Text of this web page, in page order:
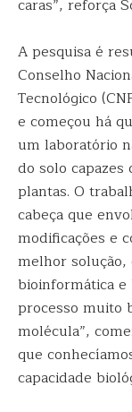
caras”, reforça
A pesquisa é
Conselho
Tecnológico
e começou há
um laboratório
do solo capazes
plantas. O
cabeça que
modificações e
melhor
bioinformática e
processo muito
molécula”,
que
capacidade